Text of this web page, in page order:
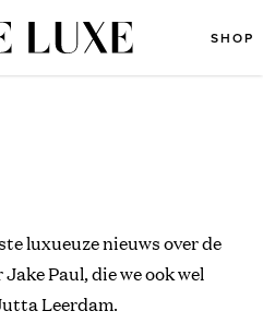
SHOP
luxueuze nieuws over de
Paul, die we ook wel
Leerdam.